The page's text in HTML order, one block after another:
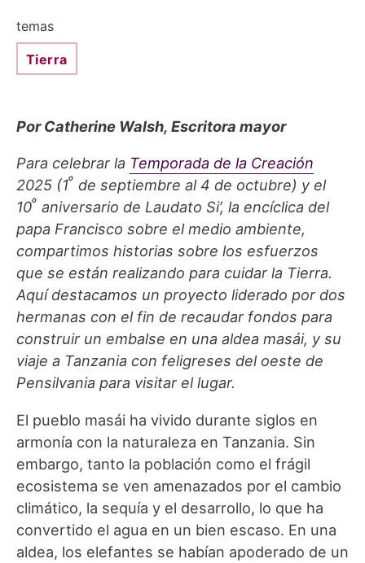
temas
Tierra
Por Catherine Walsh, Escritora mayor
Para celebrar la Temporada de la Creación
2025 (1º de septiembre al 4 de octubre) y el
10º aniversario de Laudato Si’, la encíclica del
papa Francisco sobre el medio ambiente,
compartimos historias sobre los esfuerzos
que se están realizando para cuidar la Tierra.
Aquí destacamos un proyecto liderado por dos
hermanas con el fin de recaudar fondos para
construir un embalse en una aldea masái, y su
viaje a Tanzania con feligreses del oeste de
Pensilvania para visitar el lugar.
El pueblo masái ha vivido durante siglos en
armonía con la naturaleza en Tanzania. Sin
embargo, tanto la población como el frágil
ecosistema se ven amenazados por el cambio
climático, la sequía y el desarrollo, lo que ha
convertido el agua en un bien escaso. En una
aldea, los elefantes se habían apoderado de un